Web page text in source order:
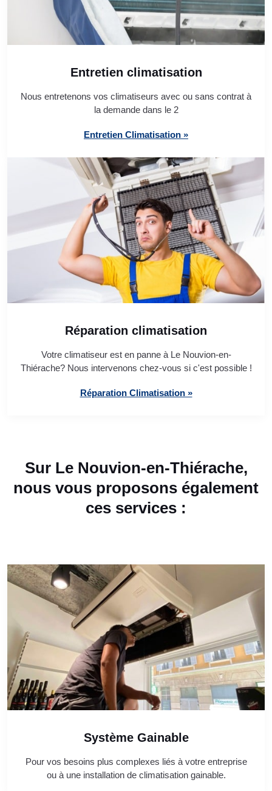
Entretien climatisation
Nous entretenons vos climatiseurs avec ou sans contrat à
la demande dans le 2
Entretien Climatisation »
Réparation climatisation
Votre climatiseur est en panne à Le Nouvion-en-
Thiérache? Nous intervenons chez-vous si c'est possible !
Réparation Climatisation »
Sur Le Nouvion-en-Thiérache,
nous vous proposons également
ces services :
Système Gainable
Pour vos besoins plus complexes liés à votre entreprise
ou à une installation de climatisation gainable.